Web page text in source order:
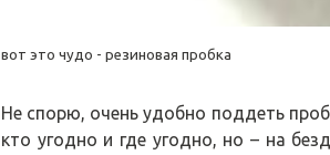
вот это чудо - резиновая пробка
Не спорю, очень удобно поддеть
кто угодно и где угодно, но – на